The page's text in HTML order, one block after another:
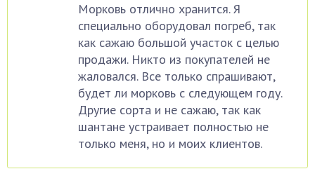
Морковь отлично хранится. Я
специально оборудовал погреб, так
как сажаю большой участок с целью
продажи. Никто из покупателей не
жаловался. Все только спрашивают,
будет ли морковь с следующем году.
Другие сорта и не сажаю, так как
шантане устраивает полностью не
только меня, но и моих клиентов.